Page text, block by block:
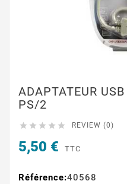
ADAPTATEUR
PS/2
     REVIEW (0)
5,50 € TTC
Référence:40568